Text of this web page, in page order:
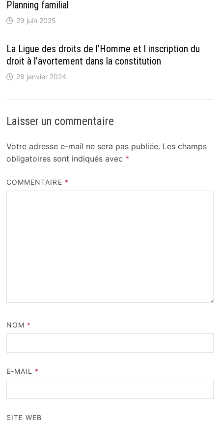
Planning familial
29 juin 2025
La Ligue des droits de l’Homme et l inscription du
droit à l’avortement dans la constitution
28 janvier 2024
Laisser un commentaire
Votre adresse e-mail ne sera pas publiée. Les champs
obligatoires sont indiqués avec *
COMMENTAIRE *
NOM *
E-MAIL *
SITE WEB